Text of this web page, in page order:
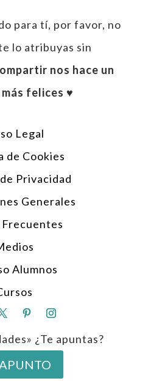
para tí, por favor, no
lo atribuyas sin
nos hace un
felices ♥︎
Legal
de Cookies
Privacidad
Generales
Frecuentes
Alumnos
¿Te apuntas?